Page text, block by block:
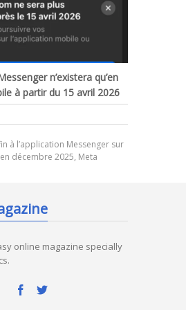
n’existera qu’en
à partir du 15 avril 2026
à l’application Messenger sur
décembre 2025, Meta
online magazine specially